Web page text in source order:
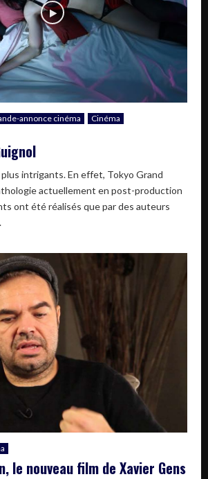
annonce cinéma
Cinéma
intrigants. En effet, Tokyo Grand
actuellement en post-production
ont été réalisés que par des auteurs
le nouveau film de Xavier Gens